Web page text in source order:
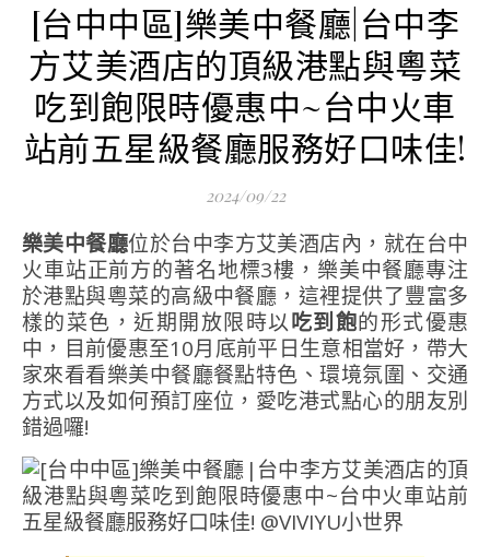
[台中中區]樂美中餐廳|台中李
方艾美酒店的頂級港點與粵菜
吃到飽限時優惠中~台中火車
站前五星級餐廳服務好口味佳!
2024/09/22
樂美中餐廳位於台中李方艾美酒店內，就在台中
火車站正前方的著名地標3樓，樂美中餐廳專注
於港點與粵菜的高級中餐廳，這裡提供了豐富多
樣的菜色，近期開放限時以吃到飽的形式優惠
中，目前優惠至10月底前平日生意相當好，帶大
家來看看樂美中餐廳餐點特色、環境氛圍、交通
方式以及如何預訂座位，愛吃港式點心的朋友別
錯過囉!